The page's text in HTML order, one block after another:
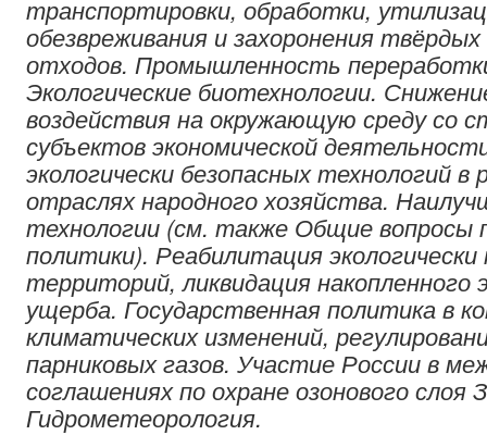
транспортировки, обработки,
обезвреживания и захоронения
отходов. Промышленность
Экологические биотехнологии.
воздействия на окружающую среду со
субъектов экономической
экологически безопасных технологий в
отраслях народного хозяйства.
технологии (см. также Общие вопросы
политики). Реабилитация экологически
территорий, ликвидация накопленного
ущерба. Государственная политика в
климатических изменений,
парниковых газов. Участие России в
соглашениях по охране озонового слоя
Гидрометеорология.